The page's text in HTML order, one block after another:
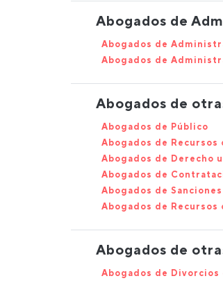
Abogados de
Abogados de
Abogados de
Abogados de
Abogados de Público
Abogados de
Abogados de Derecho
Abogados de
Abogados de
Abogados de
Abogados de
Abogados de Divorcios